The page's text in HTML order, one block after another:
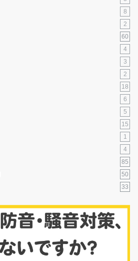
8
2
60
4
3
2
18
6
5
15
1
4
85
50
33